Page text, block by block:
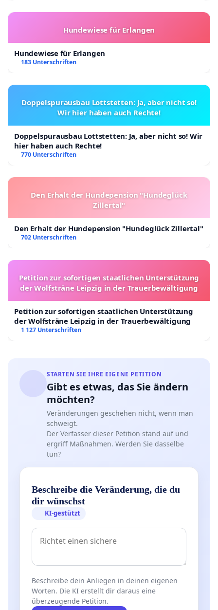
Hundewiese für Erlangen
Hundewiese für Erlangen
183 Unterschriften
Doppelspurausbau Lottstetten: Ja, aber nicht so!
Wir hier haben auch Rechte!
Doppelspurausbau Lottstetten: Ja, aber nicht so! Wir
hier haben auch Rechte!
770 Unterschriften
Den Erhalt der Hundepension "Hundeglück
Zillertal"
Den Erhalt der Hundepension "Hundeglück Zillertal"
702 Unterschriften
Petition zur sofortigen staatlichen Unterstützung
der Wolfsträne Leipzig in der Trauerbewältigung
Petition zur sofortigen staatlichen Unterstützung
der Wolfsträne Leipzig in der Trauerbewältigung
1 127 Unterschriften
STARTEN SIE IHRE EIGENE PETITION
Gibt es etwas, das Sie ändern
möchten?
Veränderungen geschehen nicht, wenn man
schweigt.
Der Verfasser dieser Petition stand auf und
ergriff Maßnahmen. Werden Sie dasselbe
tun?
Beschreibe die Veränderung, die du
dir wünschst
KI-gestützt
Beschreibe dein Anliegen in deinen eigenen
Worten. Die KI erstellt dir daraus eine
überzeugende Petition.